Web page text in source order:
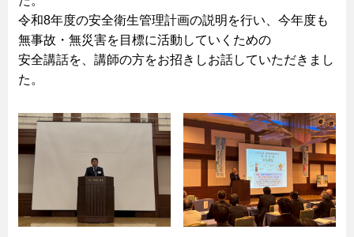
令和8年度の安全衛生管理計画の説明を行い、今年度も
無事故・無災害を目標に活動していくための
安全講話を、講師の方をお招きしお話していただきまし
た。